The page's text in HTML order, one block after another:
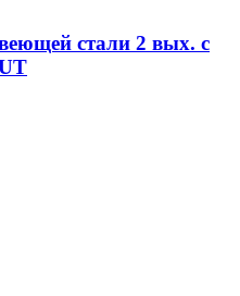
стали 2 вых. с